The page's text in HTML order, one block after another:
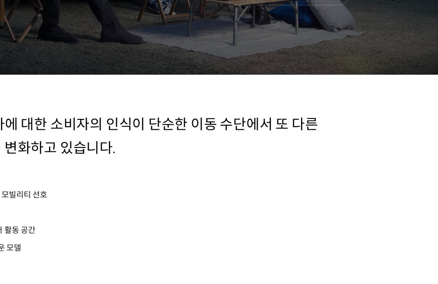
창
열림)
대한 소비자의 인식이 단순한 이동 수단에서 또 다른
화하고 있습니다.
빌리티 선호
활동 공간
모델